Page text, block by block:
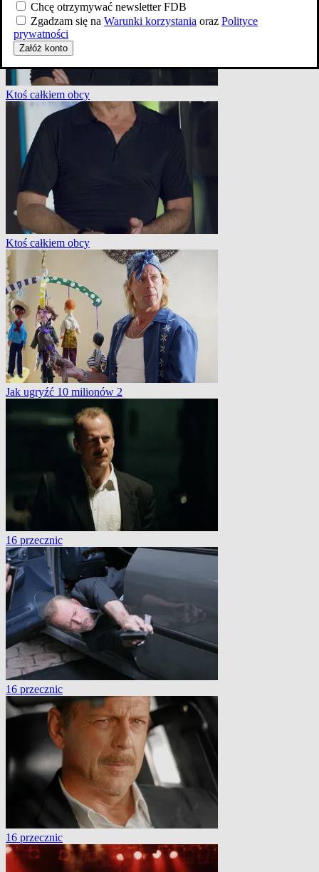
Ktoś całkiem obcy
Ktoś całkiem obcy
Jak ugryźć 10 milionów 2
16 przecznic
16 przecznic
16 przecznic
Chcę otrzymywać newsletter FDB
Zgadzam się na Warunki korzystania oraz Polityce
prywatności
Załóż konto